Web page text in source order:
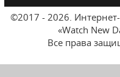
©2017 - 2026.
«Watch New
Все права